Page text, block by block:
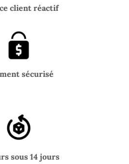
client réactif
sécurisé
sous 14 jours